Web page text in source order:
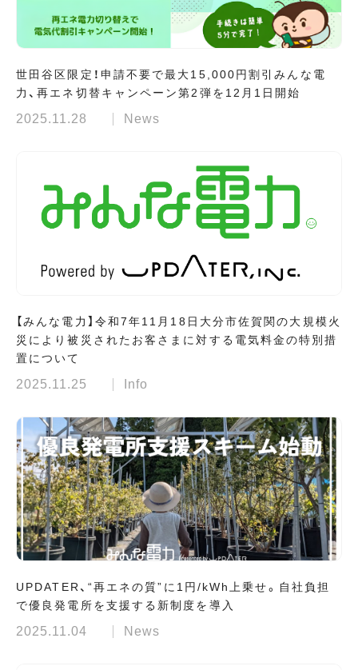
世田谷区限定！申請不要で最大15,000円割引みんな電
力、再エネ切替キャンペーン第2弾を12月1日開始
2025.11.28 News
【みんな電力】令和7年11月18日大分市佐賀関の大規模火
災により被災されたお客さまに対する電気料金の特別措
置について
2025.11.25 Info
UPDATER、“再エネの質”に1円/kWh上乗せ。自社負担
で優良発電所を支援する新制度を導入
2025.11.04 News